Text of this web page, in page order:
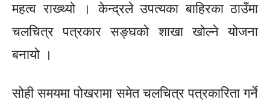
महत्व राख्थ्यो । केन्द्रले उपत्यका बाहिरका ठाउँमा
चलचित्र पत्रकार सङ्घको शाखा खोल्ने योजना
बनायो ।
सोही समयमा पोखरामा समेत चलचित्र पत्रकारिता गर्ने